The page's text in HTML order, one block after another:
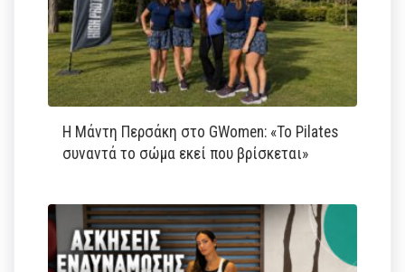
Η Μάντη Περσάκη στο GWomen: «Το Pilates
συναντά το σώμα εκεί που βρίσκεται»